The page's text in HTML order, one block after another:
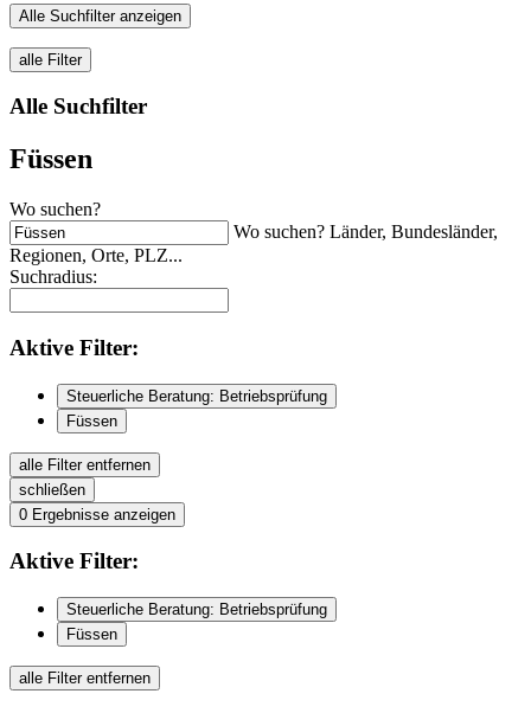
Alle Suchfilter anzeigen
alle Filter
Alle Suchfilter
Füssen
Wo suchen?
Wo suchen? Länder, Bundesländer,
Regionen, Orte, PLZ...
Suchradius:
Aktive Filter:
Steuerliche Beratung: Betriebsprüfung
Füssen
alle Filter entfernen
schließen
0 Ergebnisse anzeigen
Aktive Filter:
Steuerliche Beratung: Betriebsprüfung
Füssen
alle Filter entfernen